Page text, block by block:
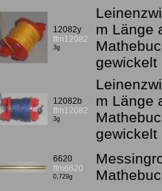
12082y
ffm12082
3g
m Länge
gewickelt
12082b
ffm12082
3g
m Länge
gewickelt
6620
ffm6620
0,729g